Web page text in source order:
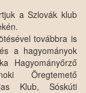
a Szlovák klub
továbbra is
a hagyományok
Hagyományőrző
Öregtemető
Klub, Sóskúti